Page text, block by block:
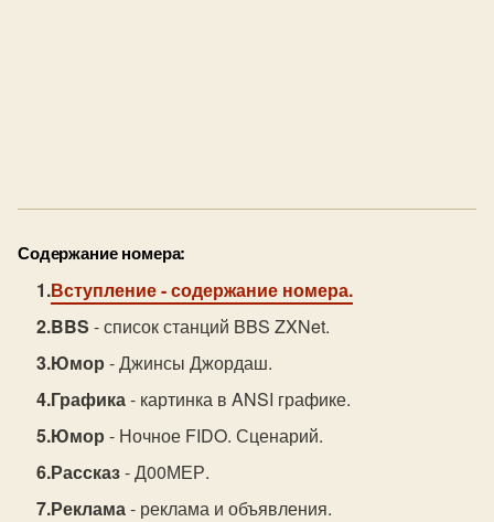
Содержание номера:
Вступление- содержание номера.
BBS - список станций BBS ZXNet.
Юмор - Джинсы Джордаш.
Графика- картинка в ANSI графике.
Юмор - Ночное FIDO. Сценарий.
Рассказ- Д00МЕР.
Реклама- реклама и объявления.